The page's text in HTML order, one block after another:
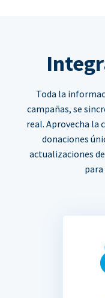
Toda la
campañas, se
real. Aprovecha la
donaciones
actualizaciones